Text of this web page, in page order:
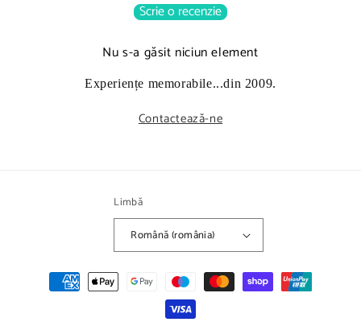
Scrie o recenzie
Nu s-a găsit niciun element
Experiențe memorabile...din 2009.
Contactează-ne
Limbă
Română (românia)
Metode